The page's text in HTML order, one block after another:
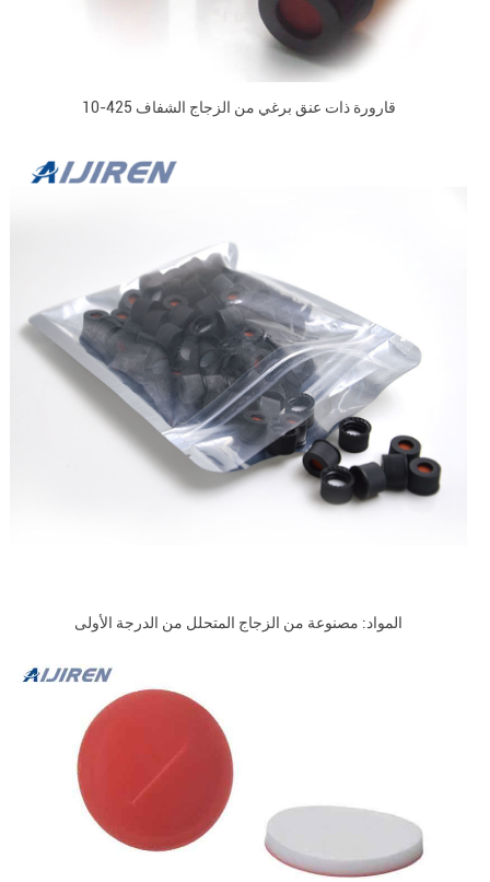
10-425 قارورة ذات عنق برغي من الزجاج الشفاف
المواد: مصنوعة من الزجاج المتحلل من الدرجة الأولى